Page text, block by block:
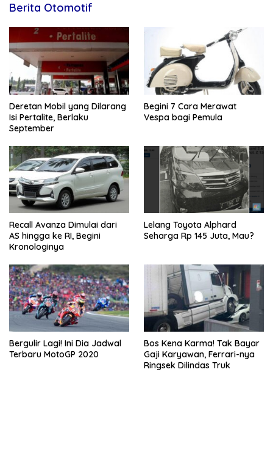
Berita Otomotif
Deretan Mobil yang Dilarang
Isi Pertalite, Berlaku
September
Begini 7 Cara Merawat
Vespa bagi Pemula
Recall Avanza Dimulai dari
AS hingga ke RI, Begini
Kronologinya
Lelang Toyota Alphard
Seharga Rp 145 Juta, Mau?
Bergulir Lagi! Ini Dia Jadwal
Terbaru MotoGP 2020
Bos Kena Karma! Tak Bayar
Gaji Karyawan, Ferrari-nya
Ringsek Dilindas Truk